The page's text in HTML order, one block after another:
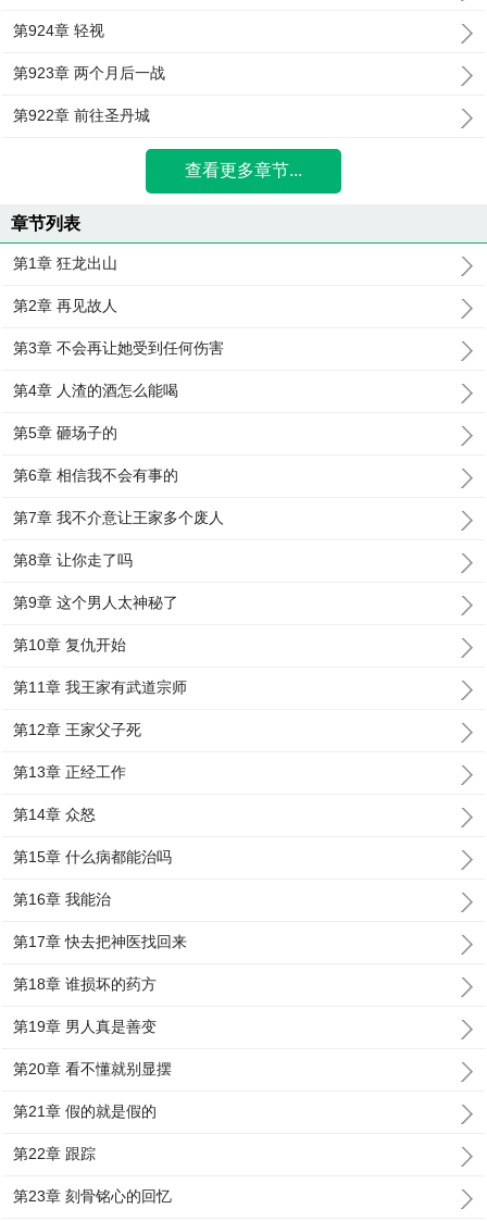
第924章 轻视
第923章 两个月后一战
第922章 前往圣丹城
查看更多章节...
章节列表
第1章 狂龙出山
第2章 再见故人
第3章 不会再让她受到任何伤害
第4章 人渣的酒怎么能喝
第5章 砸场子的
第6章 相信我不会有事的
第7章 我不介意让王家多个废人
第8章 让你走了吗
第9章 这个男人太神秘了
第10章 复仇开始
第11章 我王家有武道宗师
第12章 王家父子死
第13章 正经工作
第14章 众怒
第15章 什么病都能治吗
第16章 我能治
第17章 快去把神医找回来
第18章 谁损坏的药方
第19章 男人真是善变
第20章 看不懂就别显摆
第21章 假的就是假的
第22章 跟踪
第23章 刻骨铭心的回忆